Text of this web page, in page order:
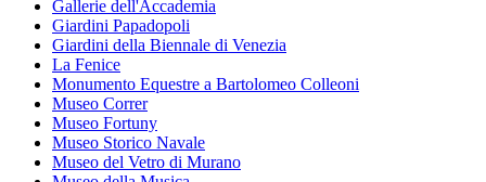
Gallerie dell'Accademia
Giardini Papadopoli
Giardini della Biennale di Venezia
La Fenice
Monumento Equestre a Bartolomeo Colleoni
Museo Correr
Museo Fortuny
Museo Storico Navale
Museo del Vetro di Murano